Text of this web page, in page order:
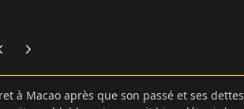
carousel slide
Next carousel slide
à Macao après que son passé et ses dettes